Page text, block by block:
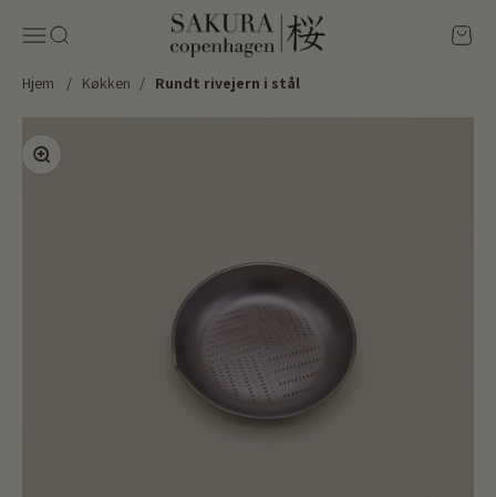
MenuSøg
Sakura Copenhagen
Kurv
Hjem / Køkken / Rundt rivejern i stål
Zoom